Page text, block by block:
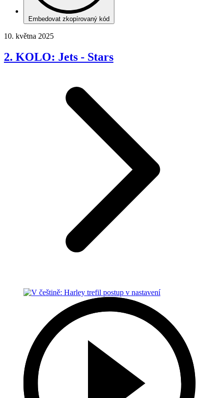
Embedovat zkopírovaný kód
10. května 2025
2. KOLO: Jets - Stars